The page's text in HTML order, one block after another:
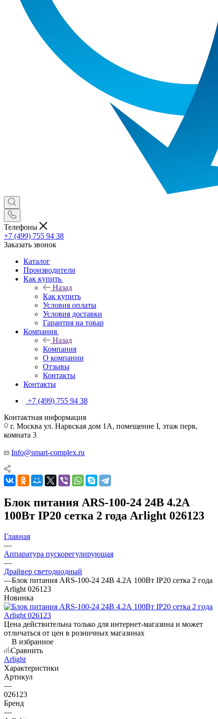
Телефоны
+7 (499) 755 94 38
Заказать звонок
Каталог
Производители
Как купить
Назад
Как купить
Условия оплаты
Условия доставки
Гарантия на товар
Компания
Назад
Компания
О компании
Отзывы
Контакты
Контакты
+7 (499) 755 94 38
Контактная информация
г. Москва ул. Нарвская дом 1А, помещение I, этаж перв,
комната 3
Info@smart-complex.ru
Блок питания ARS-100-24 24В 4.2А
100Вт IP20 сетка 2 года Arlight 026123
Главная
—
Аппаратура пускорегулирующая
—
Драйвер светодиодный
—Блок питания ARS-100-24 24В 4.2А 100Вт IP20 сетка 2 года
Arlight 026123
Новинка
Цена действительна только для интернет-магазина и может
отличаться от цен в розничных магазинах
В избранное
Сравнить
Arlight
Характеристики
Артикул
—
026123
Бренд
—